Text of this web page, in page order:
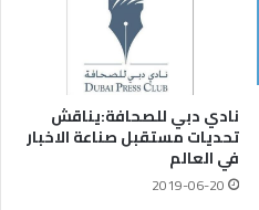
نادي دبي للصحافة:يناقش
تحديات مستقبل صناعة الاخبار
في العالم
2019-06-20